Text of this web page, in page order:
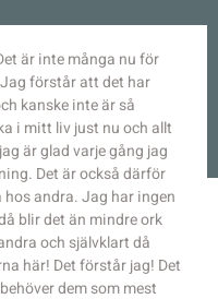
är inte många nu för
förstår att det har
kanske inte är så
i mitt liv just nu och allt
är glad varje gång jag
Det är också därför
andra. Jag har ingen
blir det än mindre ork
och självklart då
här! Det förstår jag! Det
dem som mest